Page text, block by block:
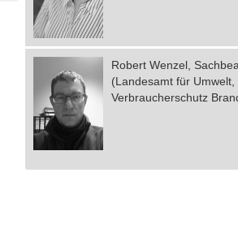
Robert Wenzel,
(Landesamt für
Verbraucherschutz